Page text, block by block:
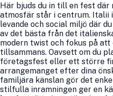
Här bjuds du in till en fest där
atmosfär står i centrum. Italii
levande och social miljö där
av det bästa från det
modern twist och fokus på att
tillsammans. Oavsett om du
företagsfest eller ett större
arrangemanget efter dina
familjära känslan gör det
stilfulla inramningen ger en